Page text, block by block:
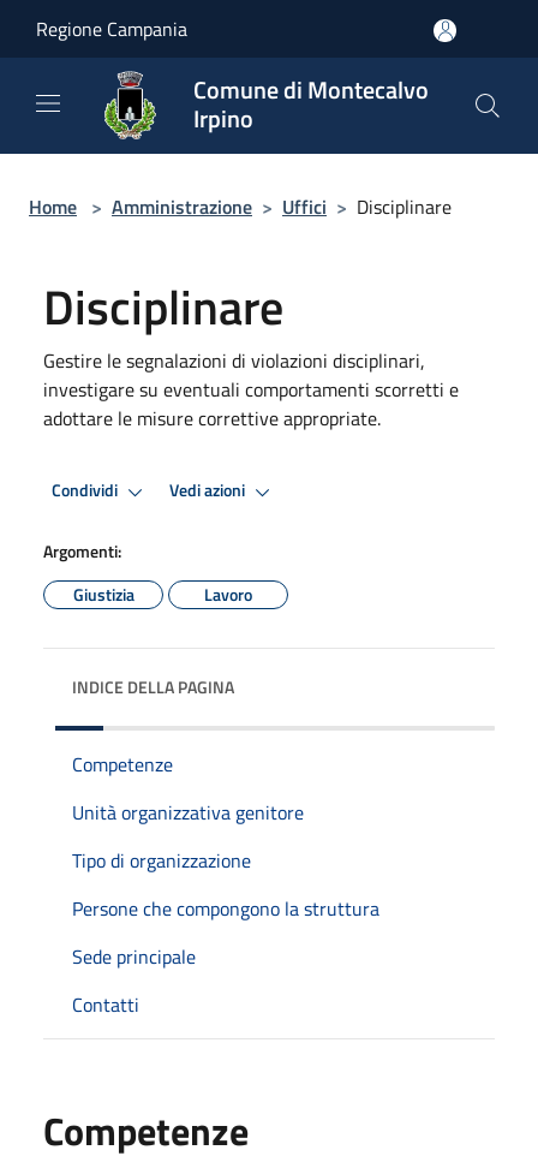
Regione Campania
Comune di Montecalvo
Irpino
Home > Amministrazione > Uffici > Disciplinare
Disciplinare
Gestire le segnalazioni di violazioni disciplinari,
investigare su eventuali comportamenti scorretti e
adottare le misure correttive appropriate.
Condividi Vedi azioni
Argomenti:
Giustizia
Lavoro
INDICE DELLA PAGINA
Competenze
Unità organizzativa genitore
Tipo di organizzazione
Persone che compongono la struttura
Sede principale
Contatti
Competenze